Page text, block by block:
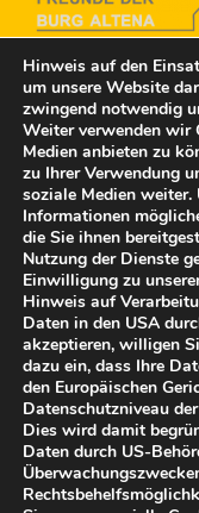
Freunde der Burg
Rahmedestraße 15
58762 Altena
post@freunde-der-
Vertreten durch:
Bernd Falz, 1.
Tel.: 02352 958 10
©
Hinweis auf den
um unsere Website
zwingend notwendig
Weiter verwenden wir
Medien anbieten zu
zu Ihrer Verwendung
soziale Medien weiter.
Informationen
die Sie ihnen
Nutzung der Dienste
Einwilligung zu
Hinweis auf
Daten in den USA
akzeptieren, willigen
dazu ein, dass Ihre
den Europäischen
Datenschutzniveau
Dies wird damit
Daten durch US-